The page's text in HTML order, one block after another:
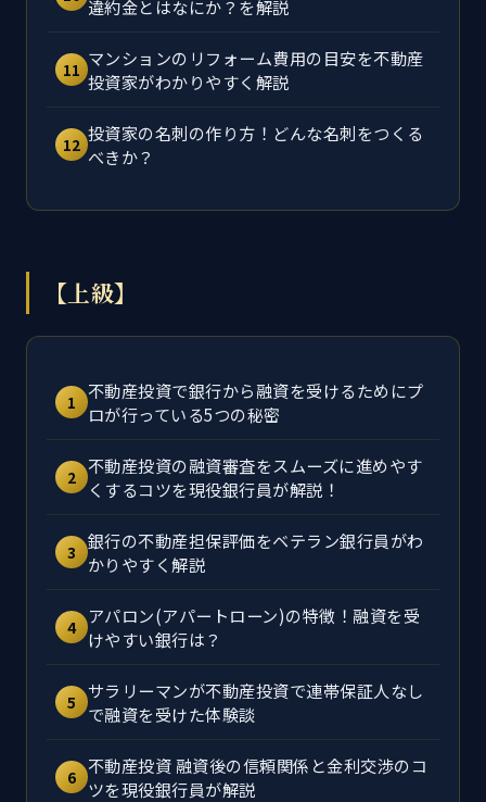
違約金とはなにか？を解説
11 マンションのリフォーム費用の目安を不動産
投資家がわかりやすく解説
12 投資家の名刺の作り方！どんな名刺をつくる
べきか？
【上級】
1
不動産投資で銀行から融資を受けるためにプ
ロが行っている5つの秘密
2 不動産投資の融資審査をスムーズに進めやす
くするコツを現役銀行員が解説！
3 銀行の不動産担保評価をベテラン銀行員がわ
かりやすく解説
4
アパロン(アパートローン)の特徴！融資を受
けやすい銀行は？
5 サラリーマンが不動産投資で連帯保証人なし
で融資を受けた体験談
6 不動産投資 融資後の信頼関係と金利交渉のコ
ツを現役銀行員が解説